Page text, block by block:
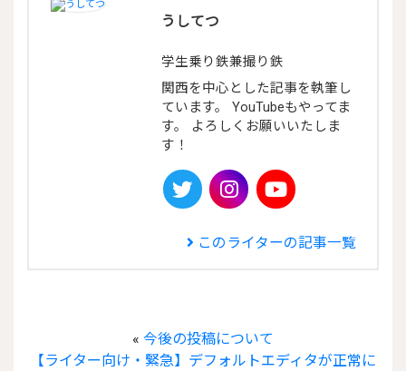
うしてつ
学生乗り鉄兼撮り鉄
関西を中心とした記事を執筆し
ています。 YouTubeもやってま
す。 よろしくお願いいたしま
す！

このライターの記事一覧
« 今後の投稿について
【ライター向け・緊急】デフォルトエディタが正常に